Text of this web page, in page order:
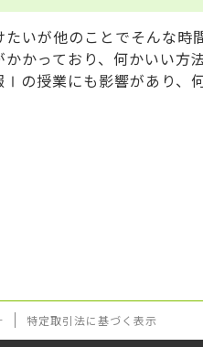
いが他のことでそんな時
かっており、何かいい方
の授業にも影響があり、
特定取引法に基づく表示